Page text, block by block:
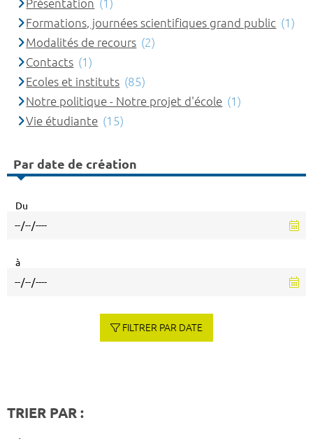
Présentation (1)
Formations, journées scientifiques grand public (1)
Modalités de recours (2)
Contacts (1)
Ecoles et instituts (85)
Notre politique - Notre projet d'école (1)
Vie étudiante (15)
Par date de création
Du
à
FILTRER PAR DATE
TRIER PAR :